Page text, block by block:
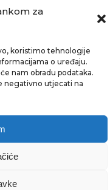
za
koristimo tehnologije
o uređaju.
nam obradu podataka.
negativno utjecati na
prava pridržana.